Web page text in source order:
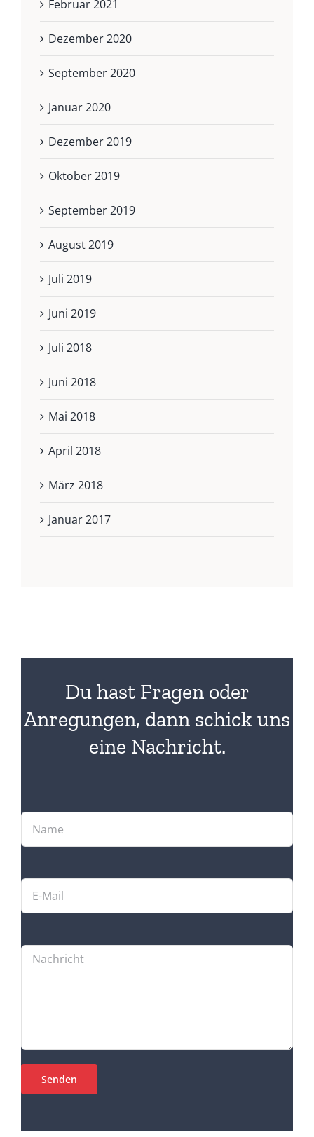
Februar 2021
Dezember 2020
September 2020
Januar 2020
Dezember 2019
Oktober 2019
September 2019
August 2019
Juli 2019
Juni 2019
Juli 2018
Juni 2018
Mai 2018
April 2018
März 2018
Januar 2017
Du hast Fragen oder
Anregungen, dann schick uns
eine Nachricht.